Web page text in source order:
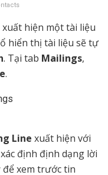
hiện một tài liệu
hiển thị tài liệu sẽ tự
. Tại tab Mailings,
.
Line xuất hiện với
định định dạng lời
để xem trước tin